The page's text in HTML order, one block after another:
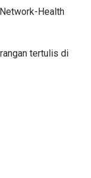
Health
tertulis di